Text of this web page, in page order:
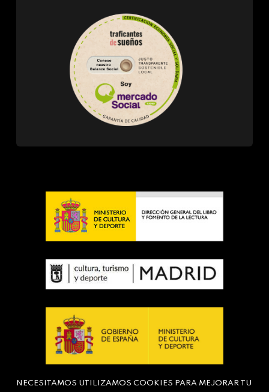
NECESITAMOS UTILIZAMOS COOKIES PARA MEJORAR TU